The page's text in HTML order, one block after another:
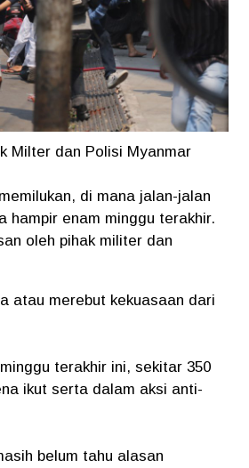
Milter dan Polisi Myanmar
di mana jalan-jalan
hampir enam minggu terakhir.
oleh pihak militer dan
atau merebut kekuasaan dari
terakhir ini, sekitar 350
ikut serta dalam aksi anti-
belum tahu alasan